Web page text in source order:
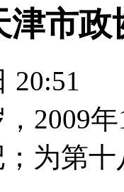
津市
20:51
2009
为第